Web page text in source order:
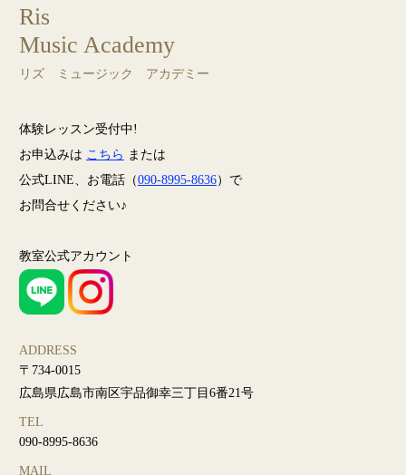
Ris
Music Academy
リズ ミュージック アカデミー
体験レッスン受付中!
お申込みは こちら または
公式LINE、お電話（090-8995-8636）で
お問合せください♪
教室公式アカウント
ADDRESS
〒734-0015
広島県広島市南区宇品御幸三丁目6番21号
TEL
090-8995-8636
MAIL